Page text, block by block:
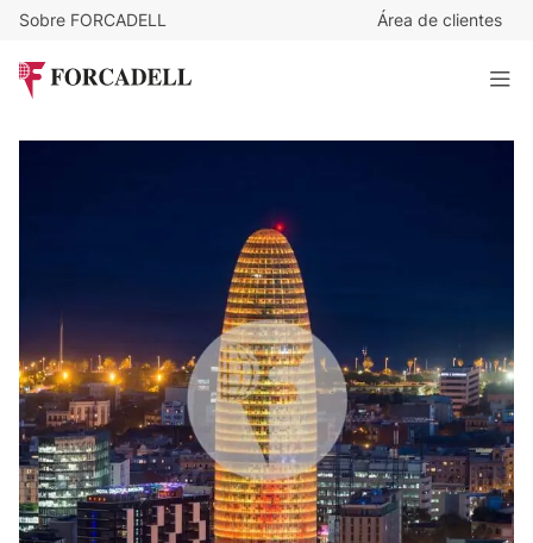
Sobre FORCADELL Área de clientes
Oficinas exclusivas en alquiler en Torre Glòries. Distrito
22@. Barcelona